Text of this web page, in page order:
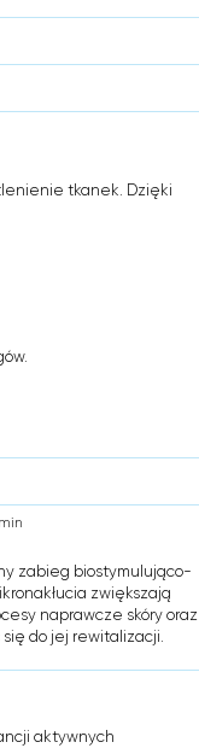
tkanek. Dzięki
zabieg biostymulująco-
zwiększają
naprawcze skóry oraz
do jej rewitalizacji.
aktywnych